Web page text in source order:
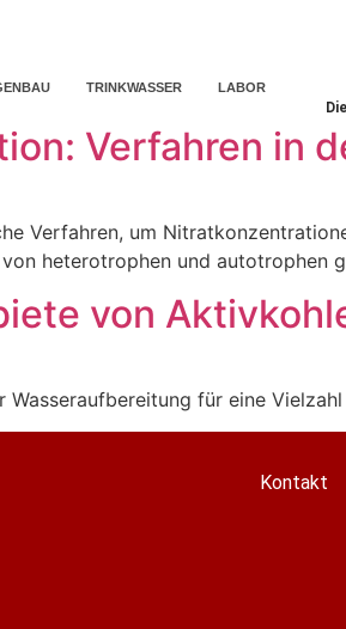
TRINKWASSER LABOR
Verfahren in
Verfahren, um
heterotrophen und autotrophen
von
für eine
Kontakt